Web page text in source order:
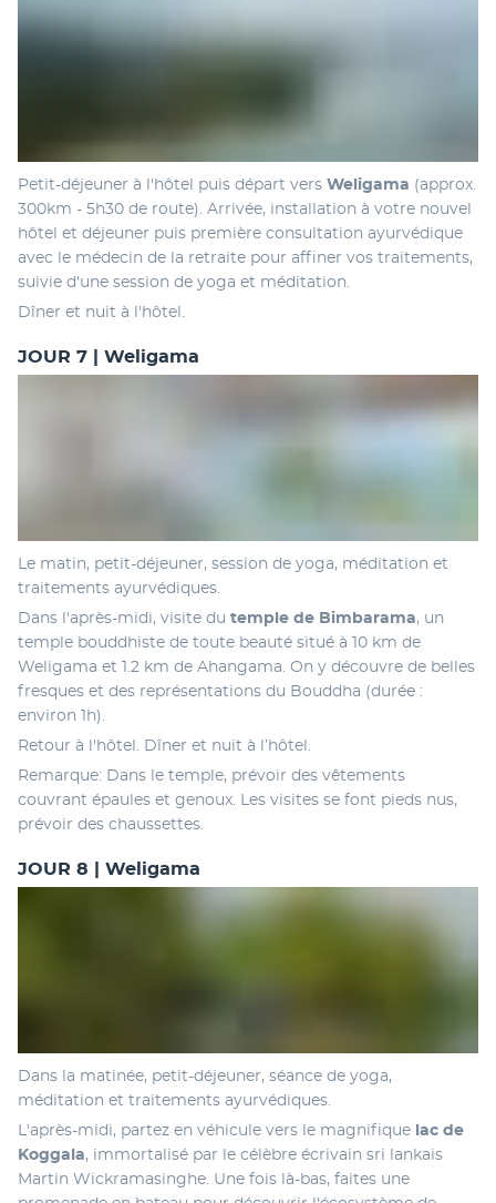
Petit-déjeuner à l'hôtel puis départ vers Weligama (approx.
300km - 5h30 de route). Arrivée, installation à votre nouvel
hôtel et déjeuner puis première consultation ayurvédique
avec le médecin de la retraite pour affiner vos traitements,
suivie d'une session de yoga et méditation.
Dîner et nuit à l'hôtel.
JOUR 7 | Weligama
Le matin, petit-déjeuner, session de yoga, méditation et
traitements ayurvédiques.
Dans l'après-midi, visite du temple de Bimbarama, un
temple bouddhiste de toute beauté situé à 10 km de
Weligama et 1.2 km de Ahangama. On y découvre de belles
fresques et des représentations du Bouddha (durée :
environ 1h).
Retour à l'hôtel. Dîner et nuit à l’hôtel.
Remarque: Dans le temple, prévoir des vêtements
couvrant épaules et genoux. Les visites se font pieds nus,
prévoir des chaussettes.
JOUR 8 | Weligama
Dans la matinée, petit-déjeuner, séance de yoga,
méditation et traitements ayurvédiques.
L'après-midi, partez en véhicule vers le magnifique lac de
Koggala, immortalisé par le célèbre écrivain sri lankais
Martin Wickramasinghe. Une fois là-bas, faites une